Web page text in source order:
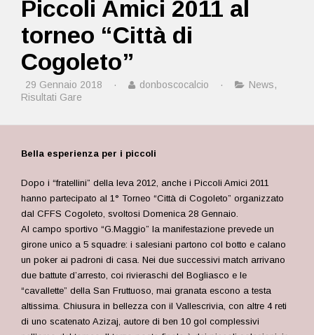
Piccoli Amici 2011 al
torneo “Città di
Cogoleto”
29 Gennaio 2018 · donboscocalcio · News,
Risultati Gare
Bella esperienza per i piccoli
Dopo i “fratellini” della leva 2012, anche i Piccoli Amici 2011
hanno partecipato al 1° Torneo “Città di Cogoleto” organizzato
dal CFFS Cogoleto, svoltosi Domenica 28 Gennaio.
Al campo sportivo “G.Maggio” la manifestazione prevede un
girone unico a 5 squadre: i salesiani partono col botto e calano
un poker ai padroni di casa. Nei due successivi match arrivano
due battute d’arresto, coi rivieraschi del Bogliasco e le
“cavallette” della San Fruttuoso, mai granata escono a testa
altissima. Chiusura in bellezza con il Vallescrivia, con altre 4 reti
di uno scatenato Azizaj, autore di ben 10 gol complessivi